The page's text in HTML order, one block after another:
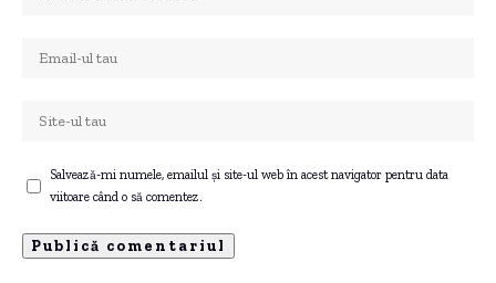
Salvează-mi numele, emailul și site-ul web în acest navigator pentru data
viitoare când o să comentez.